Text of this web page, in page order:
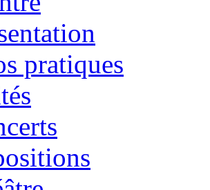
pratiques